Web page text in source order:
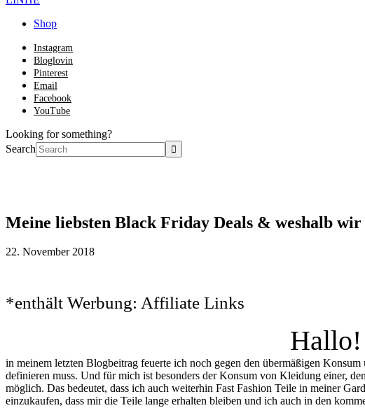
Shop
Instagram
Bloglovin
Pinterest
Email
Facebook
YouTube
Looking for something?
Search
Meine liebsten Black Friday Deals & weshalb
22. November 2018
*enthält Werbung: Affiliate Links
Hallo!
in meinem letzten Blogbeitrag feuerte ich noch gegen den übermäßigen
definieren muss. Und für mich ist besonders der Konsum von Kleidung einer,
möglich. Das bedeutet, dass ich auch weiterhin Fast Fashion Teile in meiner
einzukaufen, dass mir die Teile lange erhalten bleiben und ich auch in den